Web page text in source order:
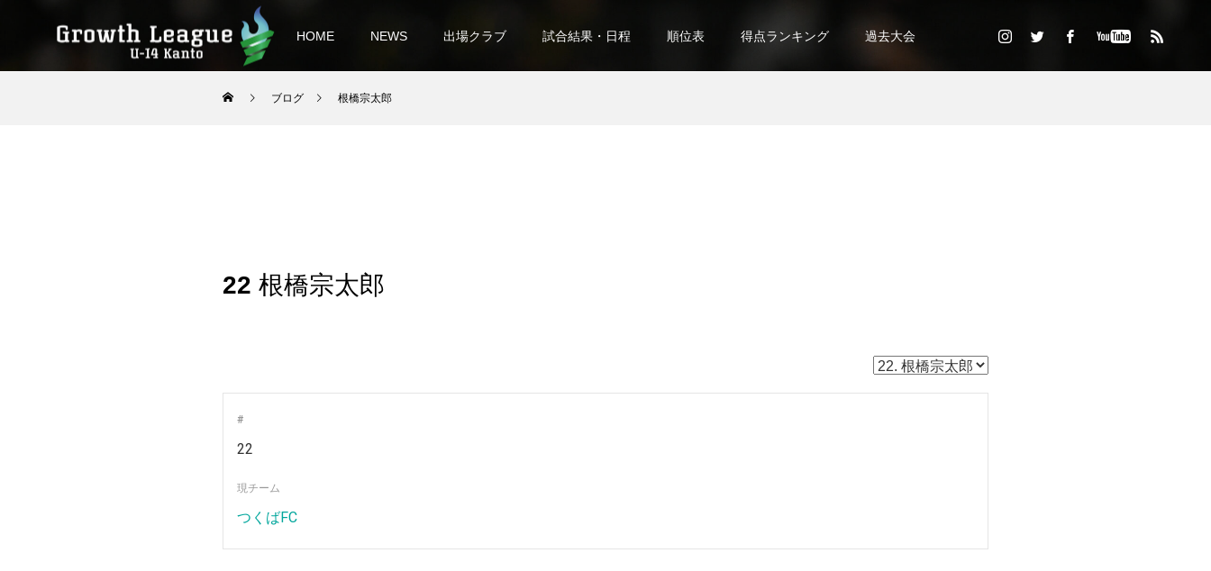
HOME NEWS 出場クラブ 試合結果・日程 順位表 得点ランキング 過去大会
ブログ 根橋宗太郎
22 根橋宗太郎
#
22
現チーム
つくばFC